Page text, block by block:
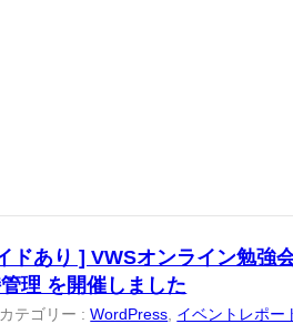
ドあり ] VWSオンライン勉強
理 を開催しました
カテゴリー :WordPress イベントレポー